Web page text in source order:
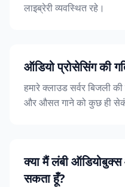
लाइब्रेरी व्यवस्थित रहे।
ऑडियो प्रोसेसिंग की
हमारे क्लाउड सर्वर बिजली
और औसत गाने को कुछ ही
क्या मैं लंबी
सकता हूँ?